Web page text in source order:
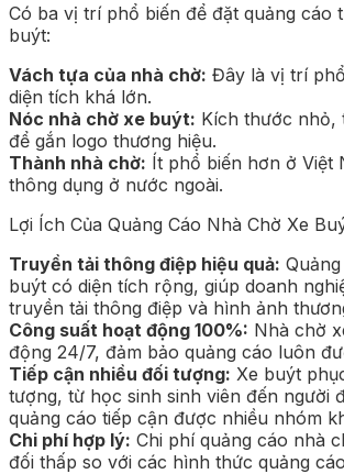
Có ba vị trí phổ biến để đặt quảng cáo
buýt:
Vách tựa của nhà chờ: Đây là vị trí
diện tích khá lớn.
Nóc nhà chờ xe buýt: Kích thước nhỏ,
để gắn logo thương hiệu.
Thành nhà chờ: Ít phổ biến hơn ở Việt
thông dụng ở nước ngoài.
Lợi Ích Của Quảng Cáo Nhà Chờ Xe
Truyền tải thông điệp hiệu quả:
buýt có diện tích rộng, giúp doanh
truyền tải thông điệp và hình ảnh
Công suất hoạt động 100%: Nhà chờ
động 24/7, đảm bảo quảng cáo luôn
Tiếp cận nhiều đối tượng: Xe buýt
tượng, từ học sinh sinh viên đến người
quảng cáo tiếp cận được nhiều nhóm
Chi phí hợp lý: Chi phí quảng cáo nhà
đối thấp so với các hình thức quảng